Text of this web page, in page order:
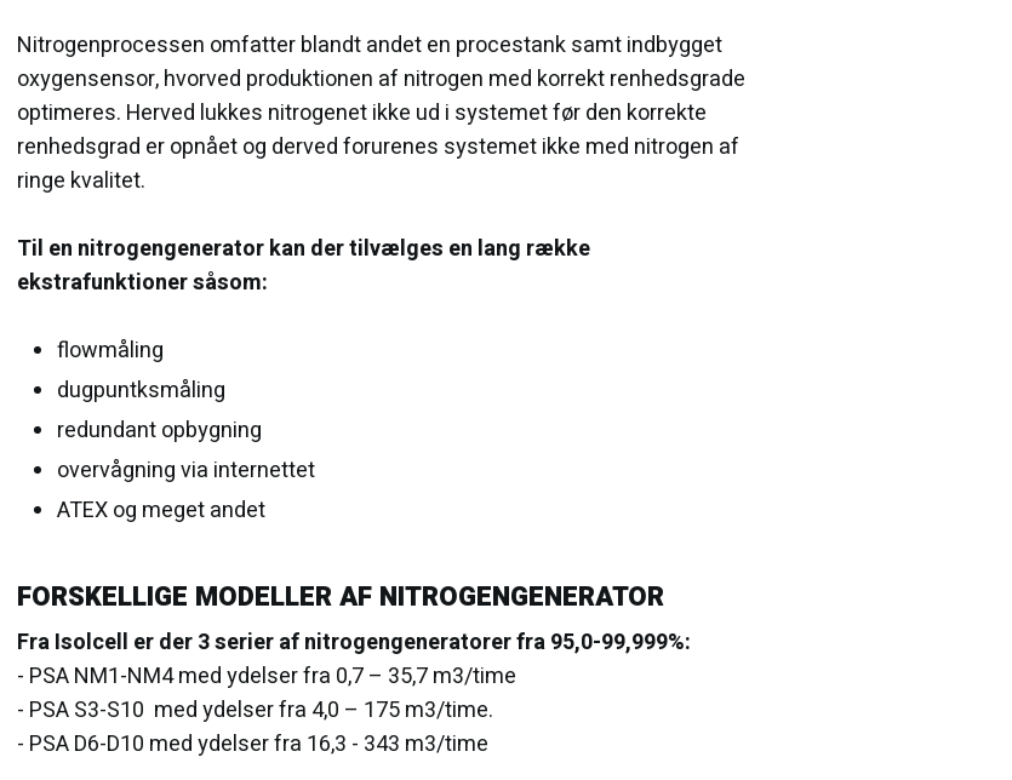
Nitrogenprocessen omfatter blandt andet en procestank samt indbygget
oxygensensor, hvorved produktionen af nitrogen med korrekt renhedsgrade
optimeres. Herved lukkes nitrogenet ikke ud i systemet før den korrekte
renhedsgrad er opnået og derved forurenes systemet ikke med nitrogen af
ringe kvalitet.
Til en nitrogengenerator kan der tilvælges en lang række
ekstrafunktioner såsom:​
flowmåling
dugpuntksmåling
redundant opbygning
overvågning via internettet
ATEX og meget andet
FORSKELLIGE MODELLER AF NITROGENGENERATOR
Fra Isolcell er der 3 serier af nitrogengeneratorer fra 95,0-99,999%:
- PSA NM1-NM4 med ydelser fra 0,7 – 35,7 m3/time
​- PSA S3-S10 med ydelser fra 4,0 – 175 m3/time.
​- PSA D6-D10 med ydelser fra 16,3 - 343 m3/time